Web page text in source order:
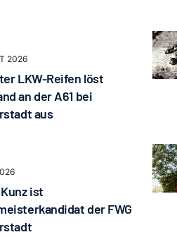
2026
LKW-Reifen löst
an der A61 bei
aus
ist
der FWG